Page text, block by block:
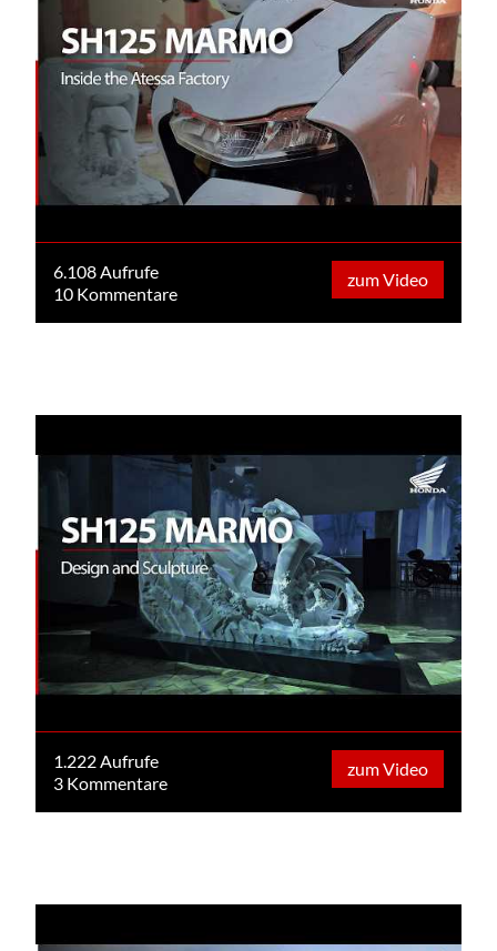
6.108 Aufrufe
10 Kommentare
zum Video
1.222 Aufrufe
3 Kommentare
zum Video